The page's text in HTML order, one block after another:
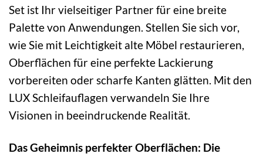
Set ist Ihr vielseitiger Partner für eine breite
Palette von Anwendungen. Stellen Sie sich vor,
wie Sie mit Leichtigkeit alte Möbel restaurieren,
Oberflächen für eine perfekte Lackierung
vorbereiten oder scharfe Kanten glätten. Mit den
LUX Schleifauflagen verwandeln Sie Ihre
Visionen in beeindruckende Realität.
Das Geheimnis perfekter Oberflächen: Die